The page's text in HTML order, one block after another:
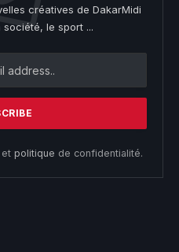
créatives de DakarMidi
le sport ...
et politique de confidentialité.